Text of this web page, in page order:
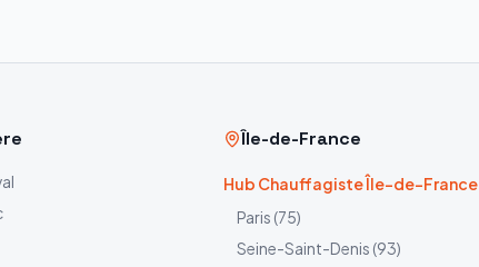
Île-de-France
Hub Chauffagiste Île-de-France
Paris (75)
Seine-Saint-Denis (93)